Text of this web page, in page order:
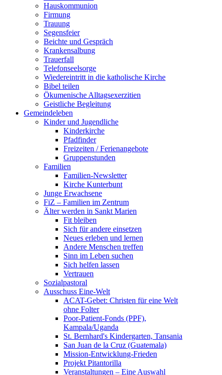
Hauskommunion
Firmung
Trauung
Segensfeier
Beichte und Gespräch
Krankensalbung
Trauerfall
Telefonseelsorge
Wiedereintritt in die katholische Kirche
Bibel teilen
Ökumenische Alltagsexerzitien
Geistliche Begleitung
Gemeindeleben
Kinder und Jugendliche
Kinderkirche
Pfadfinder
Freizeiten / Ferienangebote
Gruppenstunden
Familien
Familien-Newsletter
Kirche Kunterbunt
Junge Erwachsene
FiZ – Familien im Zentrum
Älter werden in Sankt Marien
Fit bleiben
Sich für andere einsetzen
Neues erleben und lernen
Andere Menschen treffen
Sinn im Leben suchen
Sich helfen lassen
Vertrauen
Sozialpastoral
Ausschuss Eine-Welt
ACAT-Gebet: Christen für eine Welt
ohne Folter
Poor-Patient-Fonds (PPF),
Kampala/Uganda
St. Bernhard's Kindergarten, Tansania
San Juan de la Cruz (Guatemala)
Mission-Entwicklung-Frieden
Projekt Pitantorilla
Veranstaltungen – Eine Auswahl